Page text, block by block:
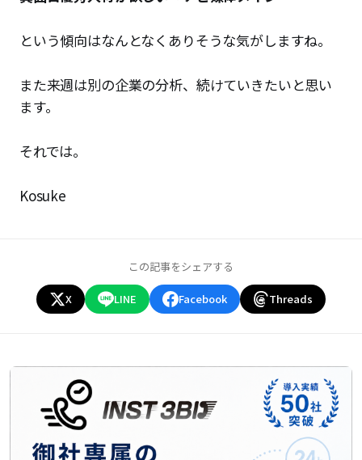
という傾向はなんとなくありそうな気がしますね。
また来週は別の企業の分析、続けていきたいと思い
ます。
それでは。
Kosuke
この記事をシェアする
X LINE Facebook Threads